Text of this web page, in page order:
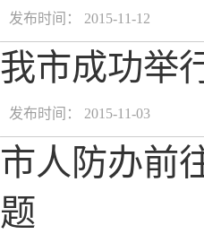
发布时间： 2015-11-12
我市成功举
发布时间： 2015-11-03
市人防办前
题